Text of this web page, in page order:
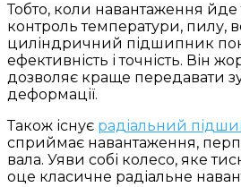
Тобто, коли навантаження йде
контроль температури, пилу,
циліндричний підшипник
ефективність і точність. Він
дозволяє краще передавати
деформації.
Також існує радіальний
сприймає навантаження,
вала. Уяви собі колесо, яке
оце класичне радіальне